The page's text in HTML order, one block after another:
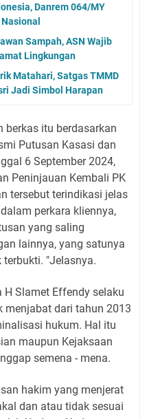
Danrem 064/MY
Sampah, ASN Wajib
Lingkungan
Matahari, Satgas TMMD
Jadi Simbol Harapan
berkas itu berdasarkan
Putusan Kasasi dan
6 September 2024,
Peninjauan Kembali PK
tersebut terindikasi jelas
perkara kliennya,
yang saling
lainnya, yang satunya
"Jelasnya.
Slamet Effendy selaku
menjabat dari tahun 2013
hukum. Hal itu
maupun Kejaksaan
semena - mena.
hakim yang menjerat
dan atau tidak sesuai